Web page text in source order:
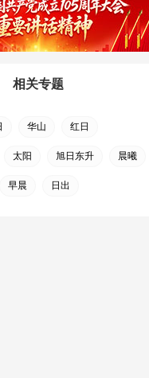
相关专题
华山 红日
太阳 旭日东升 晨曦
早晨 日出